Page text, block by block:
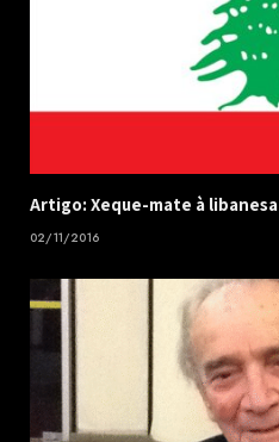
Artigo: Xeque-mate à libanesa
02/11/2016